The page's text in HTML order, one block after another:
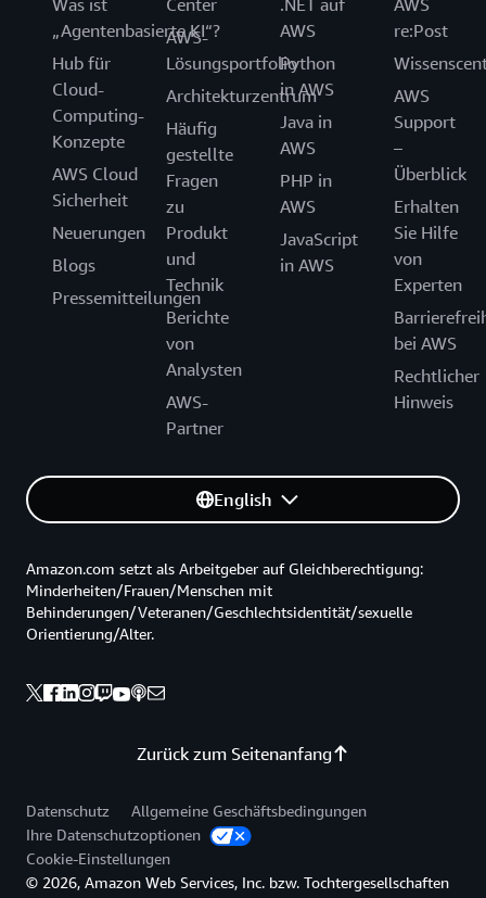
Was ist
„Agentenbasierte KI“?
Hub für
Cloud-
Computing-
Konzepte
AWS Cloud
Sicherheit
Neuerungen
Blogs
Pressemitteilungen
Center
AWS-
Lösungsportfolio
Architekturzentrum
Häufig
gestellte
Fragen
zu
Produkt
und
Technik
Berichte
von
Analysten
AWS-
Partner
.NET auf
AWS
Python
in AWS
Java in
AWS
PHP in
AWS
JavaScript
in AWS
AWS
re:Post
AWS
Support
–
Überblick
Erhalten
Sie Hilfe
von
Experten
bei AWS
Rechtlicher
Hinweis
English
Zurück zum Seitenanfang
Amazon.com setzt als Arbeitgeber auf Gleichberechtigung:
Minderheiten/Frauen/Menschen mit
Behinderungen/Veteranen/Geschlechtsidentität/sexuelle
Orientierung/Alter.
Datenschutz
Allgemeine Geschäftsbedingungen
Ihre Datenschutzoptionen
Cookie-Einstellungen
© 2026, Amazon Web Services, Inc. bzw. Tochtergesellschaften